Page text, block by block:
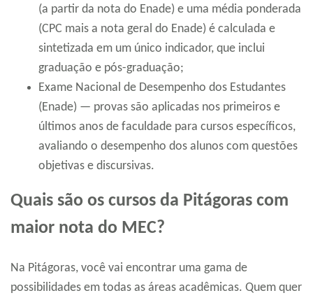
(a partir da nota do Enade) e uma média ponderada
(CPC mais a nota geral do Enade) é calculada e
sintetizada em um único indicador, que inclui
graduação e pós-graduação;
Exame Nacional de Desempenho dos Estudantes
(Enade) — provas são aplicadas nos primeiros e
últimos anos de faculdade para cursos específicos,
avaliando o desempenho dos alunos com questões
objetivas e discursivas.
Quais são os cursos da Pitágoras com
maior nota do MEC?
Na Pitágoras, você vai encontrar uma gama de
possibilidades em todas as áreas acadêmicas. Quem quer